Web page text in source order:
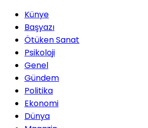
Künye
Başyazı
Ötüken Sanat
Psikoloji
Genel
Gündem
Politika
Ekonomi
Dünya